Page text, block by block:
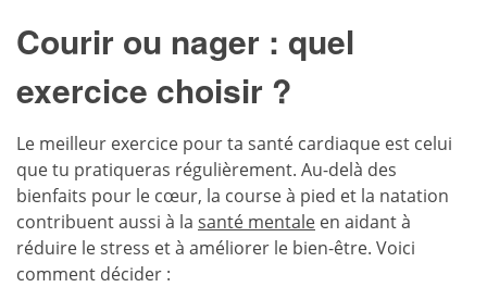
Courir ou nager : quel
exercice choisir ?
Le meilleur exercice pour ta santé cardiaque est celui
que tu pratiqueras régulièrement. Au-delà des
bienfaits pour le cœur, la course à pied et la natation
contribuent aussi à la santé mentale en aidant à
réduire le stress et à améliorer le bien-être. Voici
comment décider :